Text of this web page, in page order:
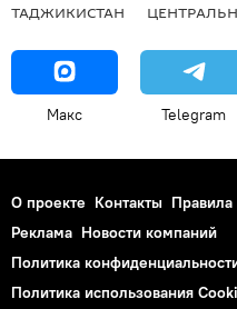
ТАДЖИКИСТАН
Макс Telegram
О проекте Контакты Правила
Реклама Новости компаний
Политика
Политика использования